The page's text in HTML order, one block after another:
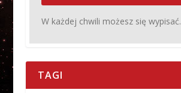
W każdej chwili możesz się wypisać.
TAGI